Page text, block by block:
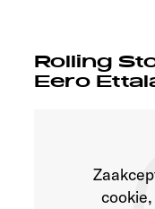
Rolling
Eero